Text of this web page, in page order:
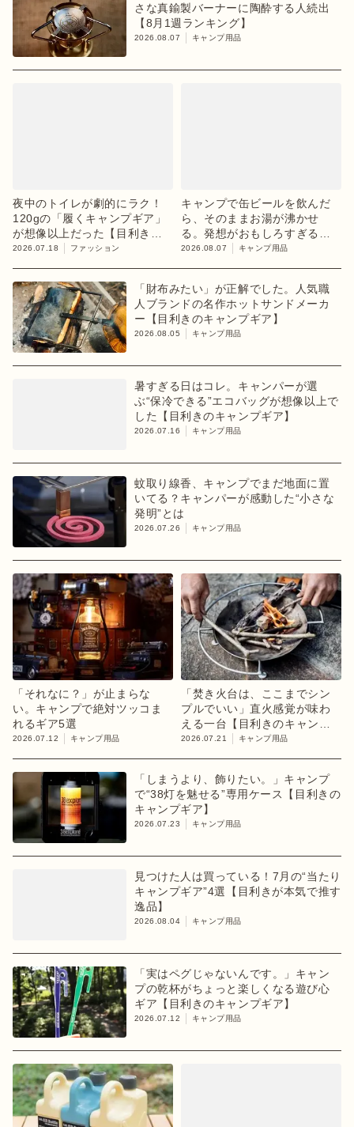
さな真鍮製バーナーに陶酔する人続出
【8月1週ランキング】
2026.08.07 キャンプ用品
夜中のトイレが劇的にラク！
120gの「履くキャンプギア」
が想像以上だった【目利きの
キャンプギア】
2026.07.18 ファッション
キャンプで缶ビールを飲んだ
ら、そのままお湯が沸かせ
る。発想がおもしろすぎるギ
ア【目利きのキャンプギア】
2026.08.07 キャンプ用品
「財布みたい」が正解でした。人気職
人ブランドの名作ホットサンドメーカ
ー【目利きのキャンプギア】
2026.08.05 キャンプ用品
暑すぎる日はコレ。キャンパーが選
ぶ“保冷できる”エコバッグが想像以上で
した【目利きのキャンプギア】
2026.07.16 キャンプ用品
蚊取り線香、キャンプでまだ地面に置
いてる？キャンパーが感動した“小さな
発明”とは
2026.07.26 キャンプ用品
「それなに？」が止まらな
い。キャンプで絶対ツッコま
れるギア5選
2026.07.12 キャンプ用品
「焚き火台は、ここまでシン
プルでいい」直火感覚が味わ
える一台【目利きのキャンプ
ギア】
2026.07.21 キャンプ用品
「しまうより、飾りたい。」キャンプ
で“38灯を魅せる”専用ケース【目利きの
キャンプギア】
2026.07.23 キャンプ用品
見つけた人は買っている！7月の“当たり
キャンプギア”4選【目利きが本気で推す
逸品】
2026.08.04 キャンプ用品
「実はペグじゃないんです。」キャン
プの乾杯がちょっと楽しくなる遊び心
ギア【目利きのキャンプギア】
2026.07.12 キャンプ用品